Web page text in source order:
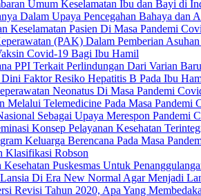
Umum Keselamatan Ibu dan Bayi di
Dalam Upaya Pencegahan Bahaya dan
Keselamatan Pasien Di Masa Pandemi
(PAK) Dalam Pemberian
Covid-19 Bagi Ibu Hamil
PPI Terkait Perlindungan Dari Varian
Faktor Resiko Hepatitis B Pada Ibu
Neonatus Di Masa Pandemi
Melalui Telemedicine Pada Masa
Sebagai Upaya Merespon Pandemi
Konsep Pelayanan Kesehatan
Keluarga Berencana Pada Masa
Klasifikasi Robson
Puskesmas Untuk
Di Era New Normal Agar Menjadi
Revisi Tahun 2020, Apa Yang